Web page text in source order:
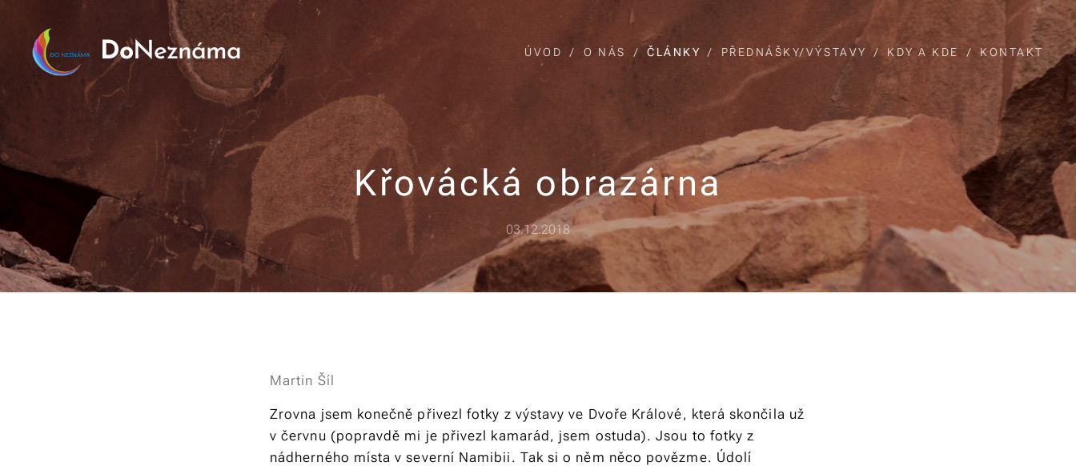
DoNeznáma ÚVOD O NÁS ČLÁNKY PŘEDNÁŠKY/VÝSTAVY KDY A KDE KONTAKT
Křovácká obrazárna
03.12.2018
Martin Šíl
Zrovna jsem konečně přivezl fotky z výstavy ve Dvoře Králové, která skončila už
v červnu (popravdě mi je přivezl kamarád, jsem ostuda). Jsou to fotky z
nádherného místa v severní Namibii. Tak si o něm něco povězme. Údolí